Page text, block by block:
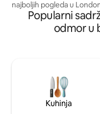
najboljih pogleda u
na London Eye i zgradu
Smješten pored stanice
udaljen 2 minute hoda od
standarde, a sav je
upravljanju se vodimo
standardima održivosti, ne
upotrebljavamo kemikalije
Popularni
odmor u
Kuhinja